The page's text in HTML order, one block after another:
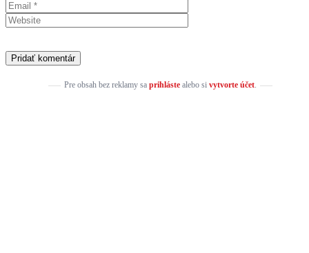
Pre obsah bez reklamy sa prihlástealebo si vytvorte účet.